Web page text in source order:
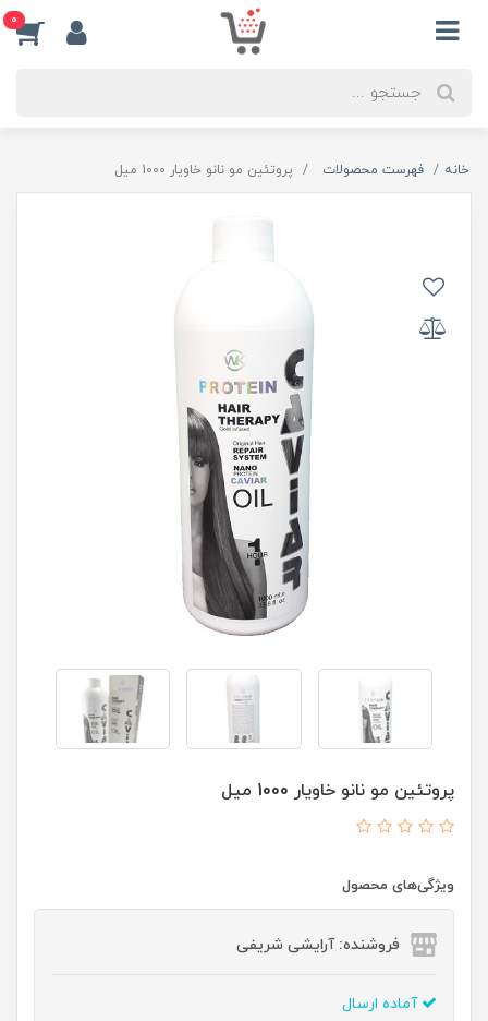
0
خانه فهرست محصولات پروتئین مو نانو خاویار 1000 میل
پروتئین مو نانو خاویار 1000 میل
ویژگی‌های محصول
فروشنده: آرایشی شریفی
آماده ارسال